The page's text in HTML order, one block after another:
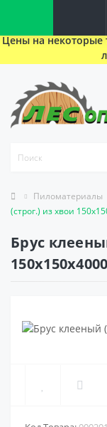
Цены на некоторые
Пиломатериалы
(строг.) из хвои
Брус